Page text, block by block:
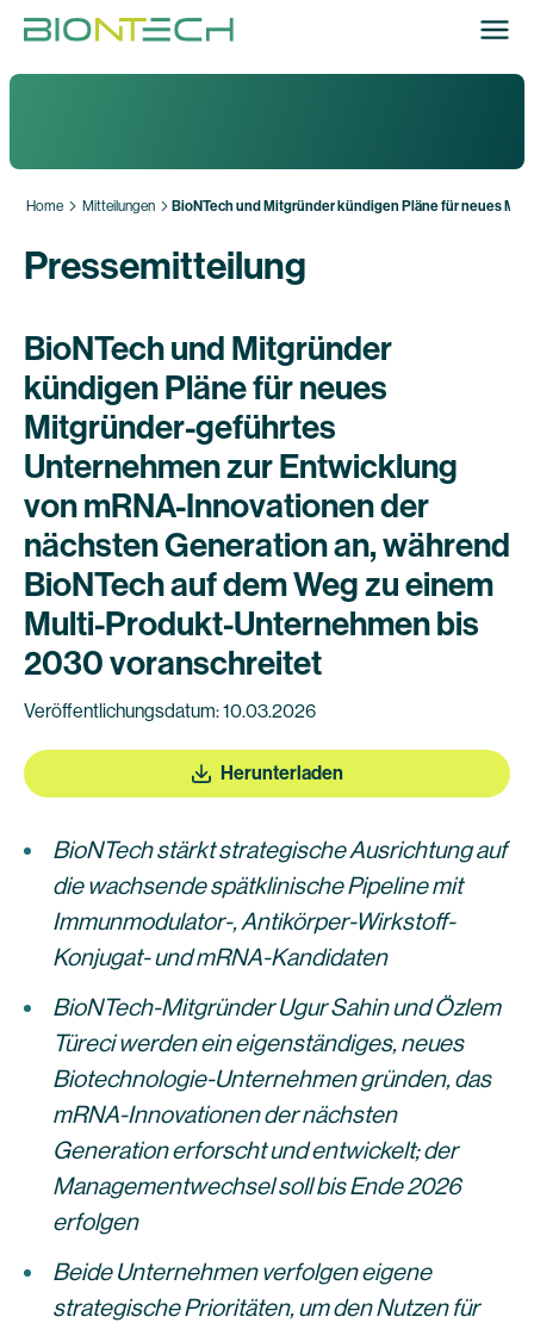
Home Mitteilungen BioNTech und Mitgründer kündigen Pläne für neues
Pressemitteilung
BioNTech und Mitgründer
kündigen Pläne für neues
Mitgründer-geführtes
Unternehmen zur Entwicklung
von mRNA-Innovationen der
nächsten Generation an, während
BioNTech auf dem Weg zu einem
Multi-Produkt-Unternehmen bis
2030 voranschreitet
Veröffentlichungsdatum: 10.03.2026
Herunterladen
BioNTech stärkt strategische Ausrichtung auf
die wachsende spätklinische Pipeline mit
Immunmodulator-, Antikörper-Wirkstoff-
Konjugat- und mRNA-Kandidaten
BioNTech-Mitgründer Ugur Sahin und Özlem
Türeci werden ein eigenständiges, neues
Biotechnologie-Unternehmen gründen, das
mRNA-Innovationen der nächsten
Generation erforscht und entwickelt; der
Managementwechsel soll bis Ende 2026
erfolgen
Beide Unternehmen verfolgen eigene
strategische Prioritäten, um den Nutzen für